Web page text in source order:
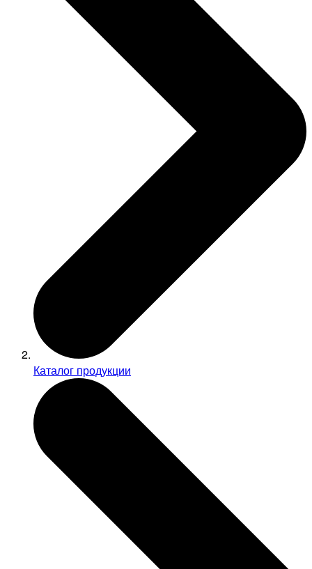
Каталог продукции